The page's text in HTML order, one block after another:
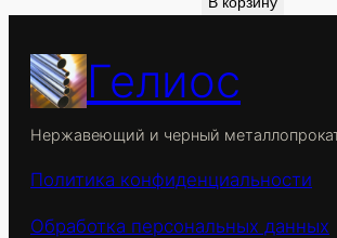
Гелиос
Нержавеющий и черный
Политика конфиденциальности
Обработка персональных данных